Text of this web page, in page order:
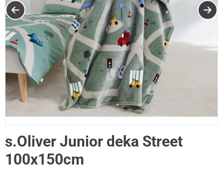
s.Oliver Junior deka Street
100x150cm